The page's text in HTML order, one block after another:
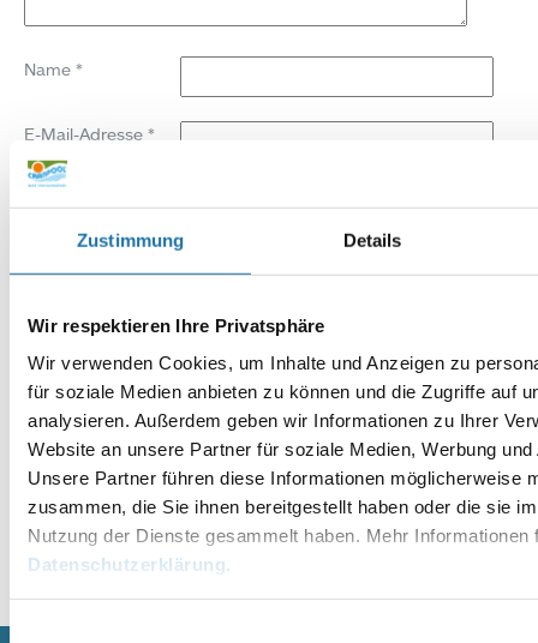
Zustimmung Details
Wir respektieren Ihre Privatsphäre
Wir verwenden Cookies, um Inhalte und Anzeigen zu
für soziale Medien anbieten zu können und die Zugriffe auf
analysieren. Außerdem geben wir Informationen zu Ihrer
Website an unsere Partner für soziale Medien, Werbung
Unsere Partner führen diese Informationen möglicherweise
zusammen, die Sie ihnen bereitgestellt haben oder die sie
Nutzung der Dienste gesammelt haben. Mehr Informationen
Datenschutzerklärung.
Einwilligungsauswahl
Name *
E-Mail-Adresse *
Alternative: